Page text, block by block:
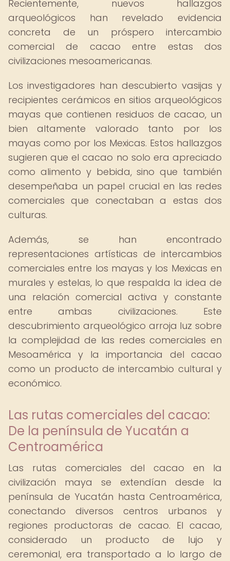
Recientemente, nuevos hallazgos
arqueológicos han revelado evidencia
concreta de un próspero intercambio
comercial de cacao entre estas dos
civilizaciones mesoamericanas.
Los investigadores han descubierto vasijas y
recipientes cerámicos en sitios arqueológicos
mayas que contienen residuos de cacao, un
bien altamente valorado tanto por los
mayas como por los Mexicas. Estos hallazgos
sugieren que el cacao no solo era apreciado
como alimento y bebida, sino que también
desempeñaba un papel crucial en las redes
comerciales que conectaban a estas dos
culturas.
Además, se han encontrado
representaciones artísticas de intercambios
comerciales entre los mayas y los Mexicas en
murales y estelas, lo que respalda la idea de
una relación comercial activa y constante
entre ambas civilizaciones. Este
descubrimiento arqueológico arroja luz sobre
la complejidad de las redes comerciales en
Mesoamérica y la importancia del cacao
como un producto de intercambio cultural y
económico.
Las rutas comerciales del cacao:
De la península de Yucatán a
Centroamérica
Las rutas comerciales del cacao en la
civilización maya se extendían desde la
península de Yucatán hasta Centroamérica,
conectando diversos centros urbanos y
regiones productoras de cacao. El cacao,
considerado un producto de lujo y
ceremonial, era transportado a lo largo de